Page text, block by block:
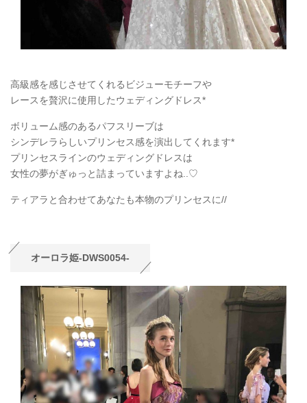
高級感を感じさせてくれるビジューモチーフや
レースを贅沢に使用したウェディングドレス*
ボリューム感のあるパフスリーブは
シンデレラらしいプリンセス感を演出してくれます*
プリンセスラインのウェディングドレスは
女性の夢がぎゅっと詰まっていますよね..♡
ティアラと合わせてあなたも本物のプリンセスに//
オーロラ姫-DWS0054-